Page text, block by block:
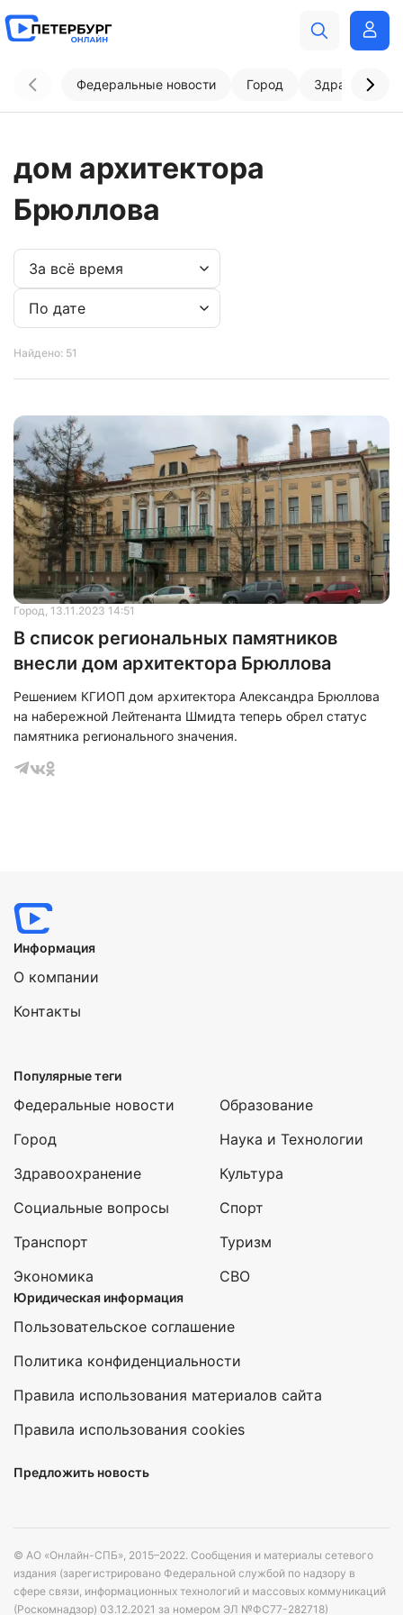
Федеральные новости Город
дом архитектора
Брюллова
Найдено: 51
Город, 13.11.2023 14:51
В список региональных памятников
внесли дом архитектора Брюллова
Решением КГИОП дом архитектора Александра Брюллова
на набережной Лейтенанта Шмидта теперь обрел статус
памятника регионального значения.
Информация
О компании
Контакты
Популярные теги
Федеральные новости
Город
Здравоохранение
Социальные вопросы
Транспорт
Экономика
Образование
Наука и Технологии
Культура
Спорт
Туризм
СВО
Юридическая информация
Пользовательское соглашение
Политика конфиденциальности
Правила использования материалов сайта
Правила использования cookies
Предложить новость
© АО «Онлайн-СПБ», 2015–2022. Сообщения и материалы сетевого
издания (зарегистрировано Федеральной службой по надзору в
сфере связи, информационных технологий и массовых коммуникаций
(Роскомнадзор) 03.12.2021 за номером ЭЛ №ФС77-282718)